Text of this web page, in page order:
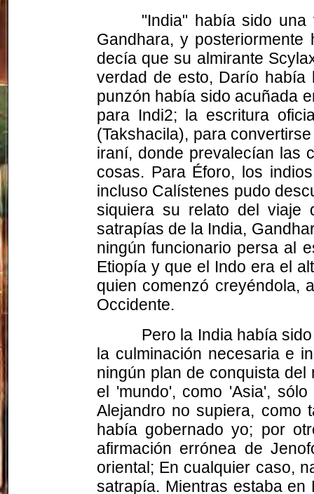
"India" había sido
Gandhara, y
decía que su almirante
verdad de esto, Darío
punzón había sido acuñada
para Indi2; la escritura
(Takshacila), para
iraní, donde prevalecían las
cosas. Para Éforo, los
incluso Calístenes pudo
siquiera su relato del
satrapías de la India,
ningún funcionario persa al
Etiopía y que el Indo era el
quien comenzó creyéndola,
Occidente.
Pero la India había
la culminación necesaria e
ningún plan de conquista
el 'mundo', como 'Asia',
Alejandro no supiera, como
había gobernado yo; por
afirmación errónea de
oriental; En cualquier caso,
satrapía. Mientras estaba en